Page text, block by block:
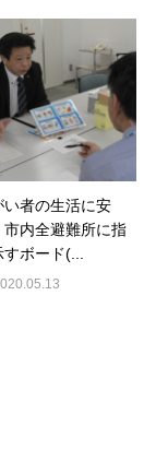
い者の生活に安
内全避難所に指
すボード(...